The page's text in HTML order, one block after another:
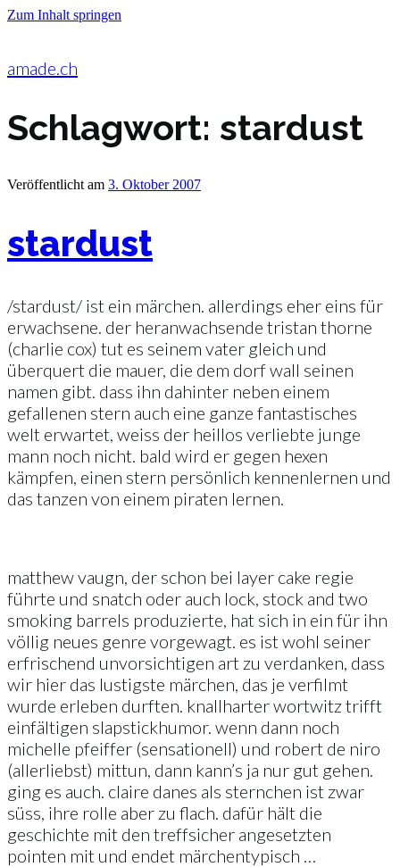
Zum Inhalt springen
amade.ch
Schlagwort: stardust
Veröffentlicht am 3. Oktober 2007
stardust
/stardust/ ist ein märchen. allerdings eher eins für
erwachsene. der heranwachsende tristan thorne
(charlie cox) tut es seinem vater gleich und
überquert die mauer, die dem dorf wall seinen
namen gibt. dass ihn dahinter neben einem
gefallenen stern auch eine ganze fantastisches
welt erwartet, weiss der heillos verliebte junge
mann noch nicht. bald wird er gegen hexen
kämpfen, einen stern persönlich kennenlernen und
das tanzen von einem piraten lernen.
matthew vaugn, der schon bei layer cake regie
führte und snatch oder auch lock, stock and two
smoking barrels produzierte, hat sich in ein für ihn
völlig neues genre vorgewagt. es ist wohl seiner
erfrischend unvorsichtigen art zu verdanken, dass
wir hier das lustigste märchen, das je verfilmt
wurde erleben durften. knallharter wortwitz trifft
einfältigen slapstickhumor. wenn dann noch
michelle pfeiffer (sensationell) und robert de niro
(allerliebst) mittun, dann kann’s ja nur gut gehen.
ging es auch. claire danes als sternchen ist zwar
süss, ihre rolle aber zu flach. dafür hält die
geschichte mit den treffsicher angesetzten
pointen mit und endet märchentypisch …